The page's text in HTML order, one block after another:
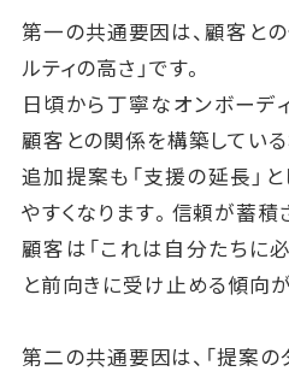
第一の共通要因は、顧客と
ルティの高さ」です。
日頃から丁寧なオンボーデ
顧客との関係を構築している
追加提案も「支援の延長」
やすくなります。信頼が蓄積
顧客は「これは自分たちに
と前向きに受け止める傾向が
第二の共通要因は、「提案の